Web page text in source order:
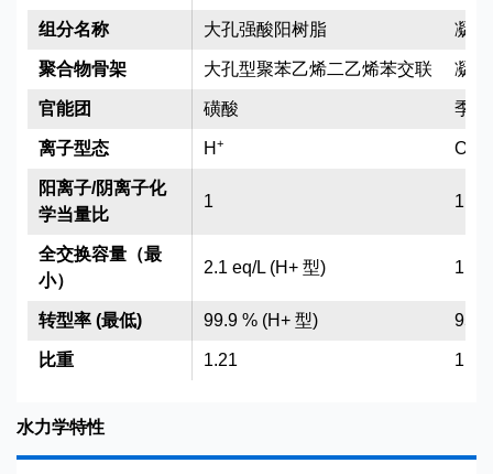
大孔强酸阳树脂 凝
大孔型聚苯乙烯二乙烯苯交联 凝
磺酸 季铵
H + OH
1 1
2.1 eq/L (H+ 型) 1.1
99.9 % (H+ 型) 95
1.21 1.08
组分名称
聚合物骨架
官能团
离子型态
阳离子/阴离子化
学当量比
全交换容量（最
小）
转型率 (最低)
比重
水力学特性